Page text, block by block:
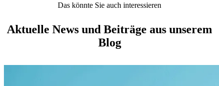
Das könnte Sie auch interessieren
Aktuelle News und Beiträge aus unserem
Blog